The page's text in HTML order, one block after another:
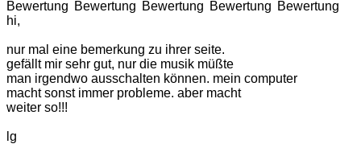
hi,
nur mal eine bemerkung zu ihrer seite.
gefällt mir sehr gut, nur die musik müßte
man irgendwo ausschalten können. mein computer
macht sonst immer probleme. aber macht
weiter so!!!
lg